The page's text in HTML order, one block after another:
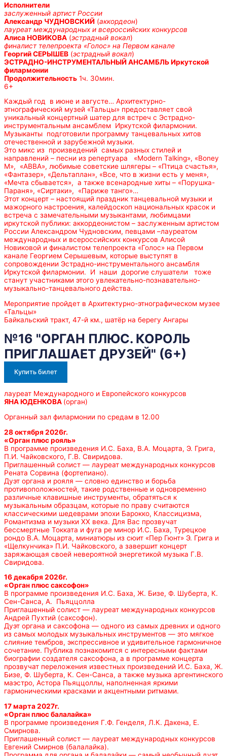
Исполнители
заслуженный артист России
Александр ЧУДНОВСКИЙ (аккордеон)
лауреат международных и всероссийских конкурсов
Алиса НОВИКОВА (эстрадный вокал)
финалист телепроекта «Голос» на Первом канале
Георгий СЕРЫШЕВ (эстрадный вокал)
ЭСТРАДНО-ИНСТРУМЕНТАЛЬНЫЙ АНСАМБЛЬ Иркутской
филармонии
Продолжительность 1ч. 30мин.
6+
Каждый год в июне и августе… Архитектурно-
этнографический музей «Тальцы» предоставляет свой
уникальный концертный шатер для встреч с Эстрадно-
инструментальным ансамблем Иркутской филармонии.
Музыканты подготовили программу танцевальных хитов
отечественной и зарубежной музыки.
Это микс из произведений самых разных стилей и
направлений – песни из репертуара «Modern Talking», «Boney
M», «АВВА», любимые советские шлягеры – «Птица счастья»,
«Фантазер», «Дельтаплан», «Все, что в жизни есть у меня»,
«Мечта сбывается», а также всенародные хиты – «Порушка-
Параня», «Сиртаки», «Париже танго»…
Этот концерт – настоящий праздник танцевальной музыки и
мажорного настроения, калейдоскоп национальных красок и
встреча с замечательными музыкантами, любимцами
иркутской публики: аккордеонистом – заслуженным артистом
России Александром Чудновским, певцами –лауреатом
международных и всероссийских конкурсов Алисой
Новиковой и финалистом телепроекта «Голос» на Первом
канале Георгием Серышевым, которые выступят в
сопровождении Эстрадно-инструментального ансамбля
Иркутской филармонии. И наши дорогие слушатели тоже
станут участниками этого увлекательно-познавательно-
музыкально-танцевального действа.
Мероприятие пройдет в Архитектурно-этнографическом музее
«Тальцы»
Байкальский тракт, 47-й км., шатёр на берегу Ангары
№16 "ОРГАН ПЛЮС. КОРОЛЬ
ПРИГЛАШАЕТ ДРУЗЕЙ" (6+)
Купить билет
лауреат Международного и Европейского конкурсов
ЯНА ЮДЕНКОВА (орган)
Органный зал филармонии по средам в 12.00
28 октября 2026г.
«Орган плюс рояль»
В программе произведения И.С. Баха, В.А. Моцарта, Э. Грига,
П.И. Чайковского, Г.В. Свиридова.
Приглашенный солист — лауреат международных конкурсов
Рената Сорвина (фортепиано).
Дуэт органа и рояля — словно единство и борьба
противоположностей, такие родственные и одновременно
различные клавишные инструменты, обратяться к
музыкальным образцам, которые по праву считаются
классическими шедеврами эпохи Барокко, Классицизма,
Романтизма и музыки ХХ века. Для Вас прозвучат
бессмертные Токката и фуга ре минор И.С. Баха, Турецкое
рондо В.А. Моцарта, миниатюры из сюит «Пер Гюнт» Э. Грига и
«Щелкунчика» П.И. Чайковского, а завершит концерт
заряжающая своей невероятной энергетикой музыка Г.В.
Свиридова.
16 декабря 2026г.
«Орган плюс саксофон»
В программе произведения И.С. Баха, Ж. Бизе, Ф. Шуберта, К.
Сен-Санса, А. Пьяццолла
Приглашенный солист — лауреат международных конкурсов
Андрей Пухтий (саксофон).
Дуэт органа и саксофона — одного из самых древних и одного
из самых молодых музыкальных инструментов — это мягкое
слияние тембров, экспрессивное и удивительное гармоничное
сочетание. Публика познакомится с интересными фактами
биографии создателя саксофона, а в программе концерта
прозвучат переложения известных произведений И.С. Баха, Ж.
Бизе, Ф. Шуберта, К. Сен-Санса, а также музыка аргентинского
маэстро, Астора Пьяццоллы, наполненная яркими
гармоническими красками и акцентными ритмами.
17 марта 2027г.
«Орган плюс балалайка»
В программе произведения Г.Ф. Генделя, Л.К. Дакена, Е.
Смирнова.
Приглашенный солист — лауреат международных конкурсов
Евгений Смирнов (балалайка).